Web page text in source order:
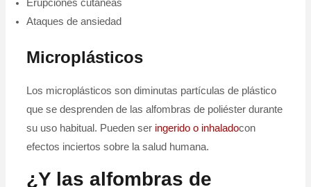
Erupciones cutáneas
Ataques de ansiedad
Microplásticos
Los microplásticos son diminutas partículas de plástico
que se desprenden de las alfombras de poliéster durante
su uso habitual. Pueden ser ingerido o inhaladocon
efectos inciertos sobre la salud humana.
¿Y las alfombras de